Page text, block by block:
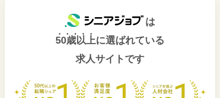
は
50歳以上に選ばれている
求人サイトです